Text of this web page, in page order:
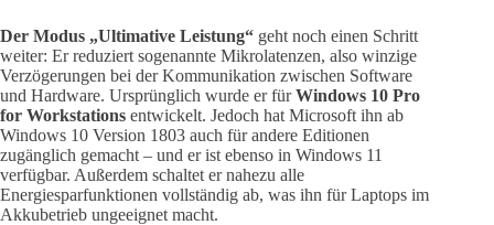
Der Modus „Ultimative Leistung“ geht noch einen Schritt
weiter: Er reduziert sogenannte Mikrolatenzen, also winzige
Verzögerungen bei der Kommunikation zwischen Software
und Hardware. Ursprünglich wurde er fürWindows 10 Pro
for Workstations entwickelt. Jedoch hat Microsoft ihn ab
Windows 10 Version 1803 auch für andere Editionen
zugänglich gemacht – und er ist ebenso in Windows 11
verfügbar. Außerdem schaltet er nahezu alle
Energiesparfunktionen vollständig ab, was ihn für Laptops im
Akkubetrieb ungeeignet macht.